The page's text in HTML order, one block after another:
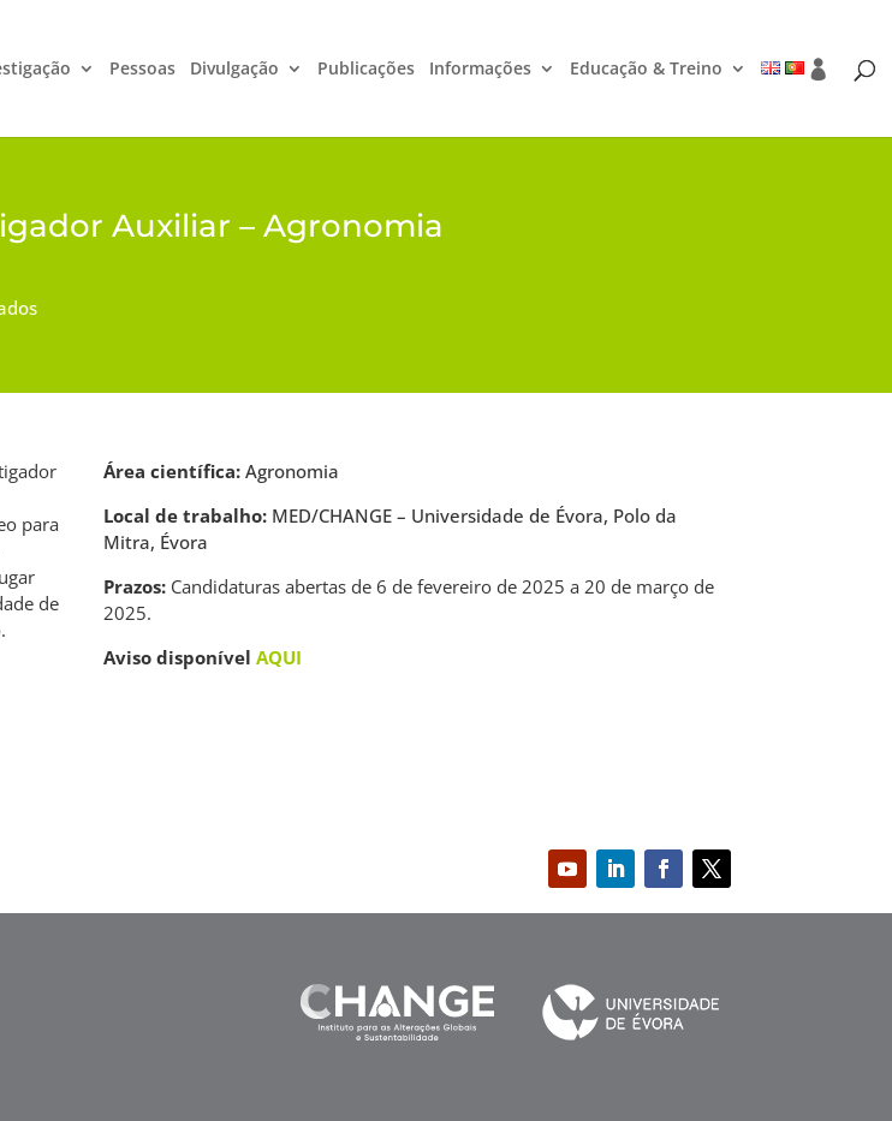
Pessoas Divulgação Publicações Informações Educação & Treino
Auxiliar – Agronomia
para
de
Área científica: Agronomia
Local de trabalho: MED/CHANGE – Universidade de Évora, Polo da
Mitra, Évora
Prazos: Candidaturas abertas de 6 de fevereiro de 2025 a 20 de março de
2025.
Aviso disponívelAQUI